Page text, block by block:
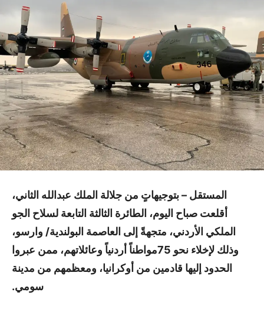
المستقل – بتوجيهاتٍ من جلالة الملك عبدالله الثاني،
أقلعت صباح اليوم، الطائرة الثالثة التابعة لسلاح الجو
الملكي الأردني، متجهةً إلى العاصمة البولندية/ وارسو،
وذلك لإخلاء نحو 75مواطناً أردنياً وعائلاتهم، ممن عبروا
الحدود إليها قادمين من أوكرانيا، ومعظمهم من مدينة
سومي.